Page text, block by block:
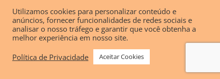
Utilizamos cookies para personalizar conteúdo e
anúncios, fornecer funcionalidades de redes sociais e
analisar o nosso tráfego e garantir que você obtenha a
melhor experiência em nosso site.
Política de Privacidade
Aceitar Cookies